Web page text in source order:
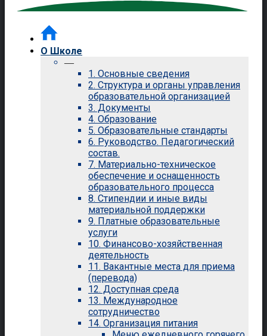
О Школе
—
1. Основные сведения
2. Структура и органы управления
образовательной организацией
3. Документы
4. Образование
5. Образовательные стандарты
6. Руководство. Педагогический
состав.
7. Материально-техническое
обеспечение и оснащенность
образовательного процесса
8. Стипендии и иные виды
материальной поддержки
9. Платные образовательные
услуги
10. Финансово-хозяйственная
деятельность
11. Вакантные места для приема
(перевода)
12. Доступная среда
13. Международное
сотрудничество
14. Организация питания